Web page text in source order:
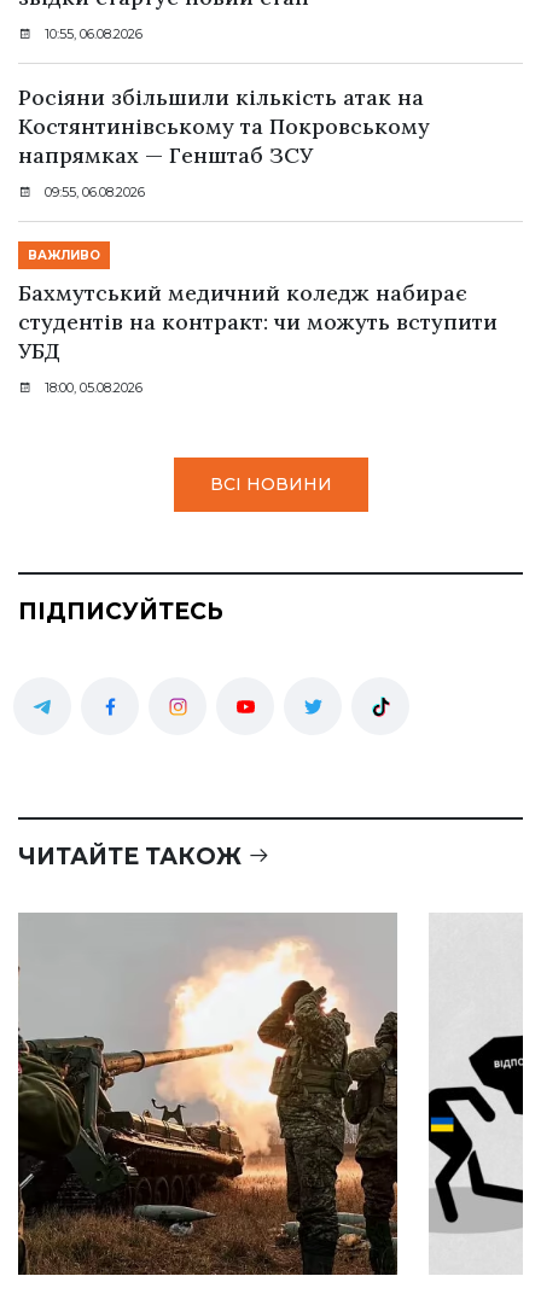
10:55, 06.08.2026
Росіяни збільшили кількість атак на
Костянтинівському та Покровському
напрямках — Генштаб ЗСУ
09:55, 06.08.2026
ВАЖЛИВО
Бахмутський медичний коледж набирає
студентів на контракт: чи можуть вступити
УБД
18:00, 05.08.2026
ВСІ НОВИНИ
ПІДПИСУЙТЕСЬ
ЧИТАЙТЕ ТАКОЖ